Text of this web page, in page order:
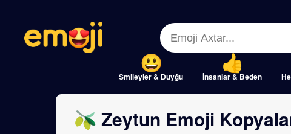
Smileylər & Duyğu İnsanlar & Bədən
Close
Close
🫒 Zeytun Emoji